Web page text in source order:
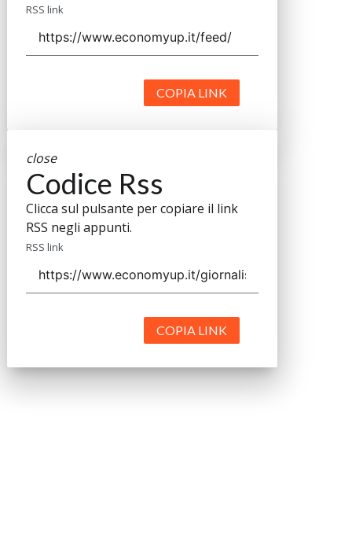
RSS link
COPIA LINK
close
Codice Rss
Clicca sul pulsante per copiare il link
RSS negli appunti.
RSS link
COPIA LINK